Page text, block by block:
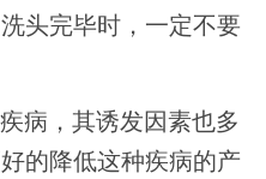
头完毕时，一定不要
病，其诱发因素也多
的降低这种疾病的产